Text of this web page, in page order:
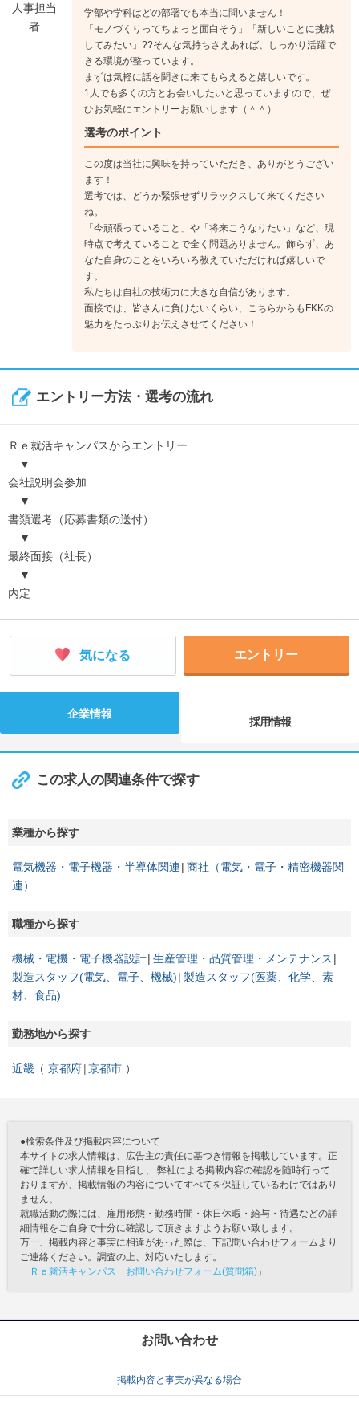
人事担当
者
学部や学科はどの部署でも本当に問いません！
「モノづくりってちょっと面白そう」「新しいことに挑戦
してみたい」??そんな気持ちさえあれば、しっかり活躍で
きる環境が整っています。
まずは気軽に話を聞きに来てもらえると嬉しいです。
1人でも多くの方とお会いしたいと思っていますので、ぜ
ひお気軽にエントリーお願いします（＾＾）
選考のポイント
この度は当社に興味を持っていただき、ありがとうござい
ます！
選考では、どうか緊張せずリラックスして来てください
ね。
「今頑張っていること」や「将来こうなりたい」など、現
時点で考えていることで全く問題ありません。飾らず、あ
なた自身のことをいろいろ教えていただければ嬉しいで
す。
私たちは自社の技術力に大きな自信があります。
面接では、皆さんに負けないくらい、こちらからもFKKの
魅力をたっぷりお伝えさせてください！
エントリー方法・選考の流れ
Ｒｅ就活キャンパスからエントリー
▼
会社説明会参加
▼
書類選考（応募書類の送付）
▼
最終面接（社長）
▼
内定
気になる エントリー
企業情報
採用情報
この求人の関連条件で探す
業種から探す
電気機器・電子機器・半導体関連 商社（電気・電子・精密機器関
連）
職種から探す
機械・電機・電子機器設計 生産管理・品質管理・メンテナンス
製造スタッフ(電気、電子、機械) 製造スタッフ(医薬、化学、素
材、食品)
勤務地から探す
近畿 京都府 京都市
●検索条件及び掲載内容について
本サイトの求人情報は、広告主の責任に基づき情報を掲載しています。正
確で詳しい求人情報を目指し、 弊社による掲載内容の確認を随時行って
おりますが、掲載情報の内容についてすべてを保証しているわけではあり
ません。
就職活動の際には、雇用形態・勤務時間・休日休暇・給与・待遇などの詳
細情報をご自身で十分に確認して頂きますようお願い致します。
万一、掲載内容と事実に相違があった際は、下記問い合わせフォームより
ご連絡ください。調査の上、対応いたします。
「 Ｒｅ就活キャンパス お問い合わせフォーム(質問箱) 」
お問い合わせ
掲載内容と事実が異なる場合